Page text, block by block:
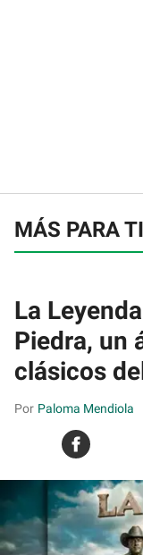
MÁS PARA TI
La
Piedra, un
clásicos
Paloma Mendiola